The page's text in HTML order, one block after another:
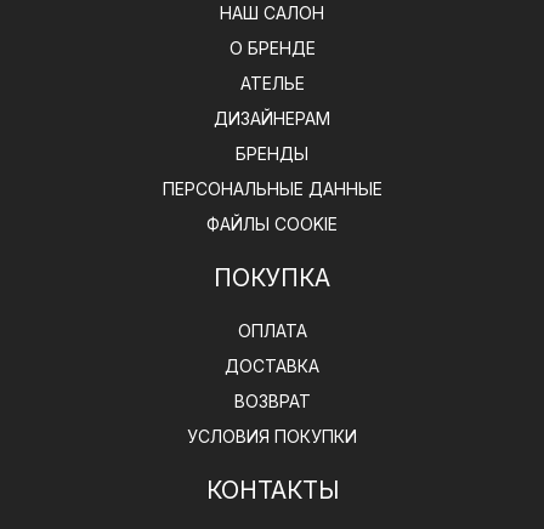
НАШ САЛОН
О БРЕНДЕ
АТЕЛЬЕ
ДИЗАЙНЕРАМ
БРЕНДЫ
ПЕРСОНАЛЬНЫЕ ДАННЫЕ
ФАЙЛЫ COOKIE
ПОКУПКА
ОПЛАТА
ДОСТАВКА
ВОЗВРАТ
УСЛОВИЯ ПОКУПКИ
КОНТАКТЫ